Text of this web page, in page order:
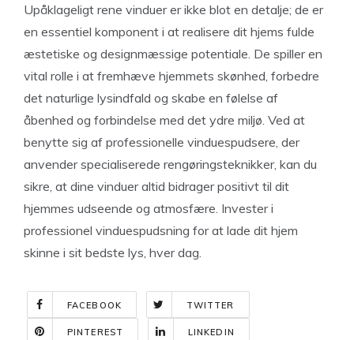
Upåklageligt rene vinduer er ikke blot en detalje; de er
en essentiel komponent i at realisere dit hjems fulde
æstetiske og designmæssige potentiale. De spiller en
vital rolle i at fremhæve hjemmets skønhed, forbedre
det naturlige lysindfald og skabe en følelse af
åbenhed og forbindelse med det ydre miljø. Ved at
benytte sig af professionelle vinduespudsere, der
anvender specialiserede rengøringsteknikker, kan du
sikre, at dine vinduer altid bidrager positivt til dit
hjemmes udseende og atmosfære. Invester i
professionel vinduespudsning for at lade dit hjem
skinne i sit bedste lys, hver dag.
FACEBOOK TWITTER
PINTEREST LINKEDIN